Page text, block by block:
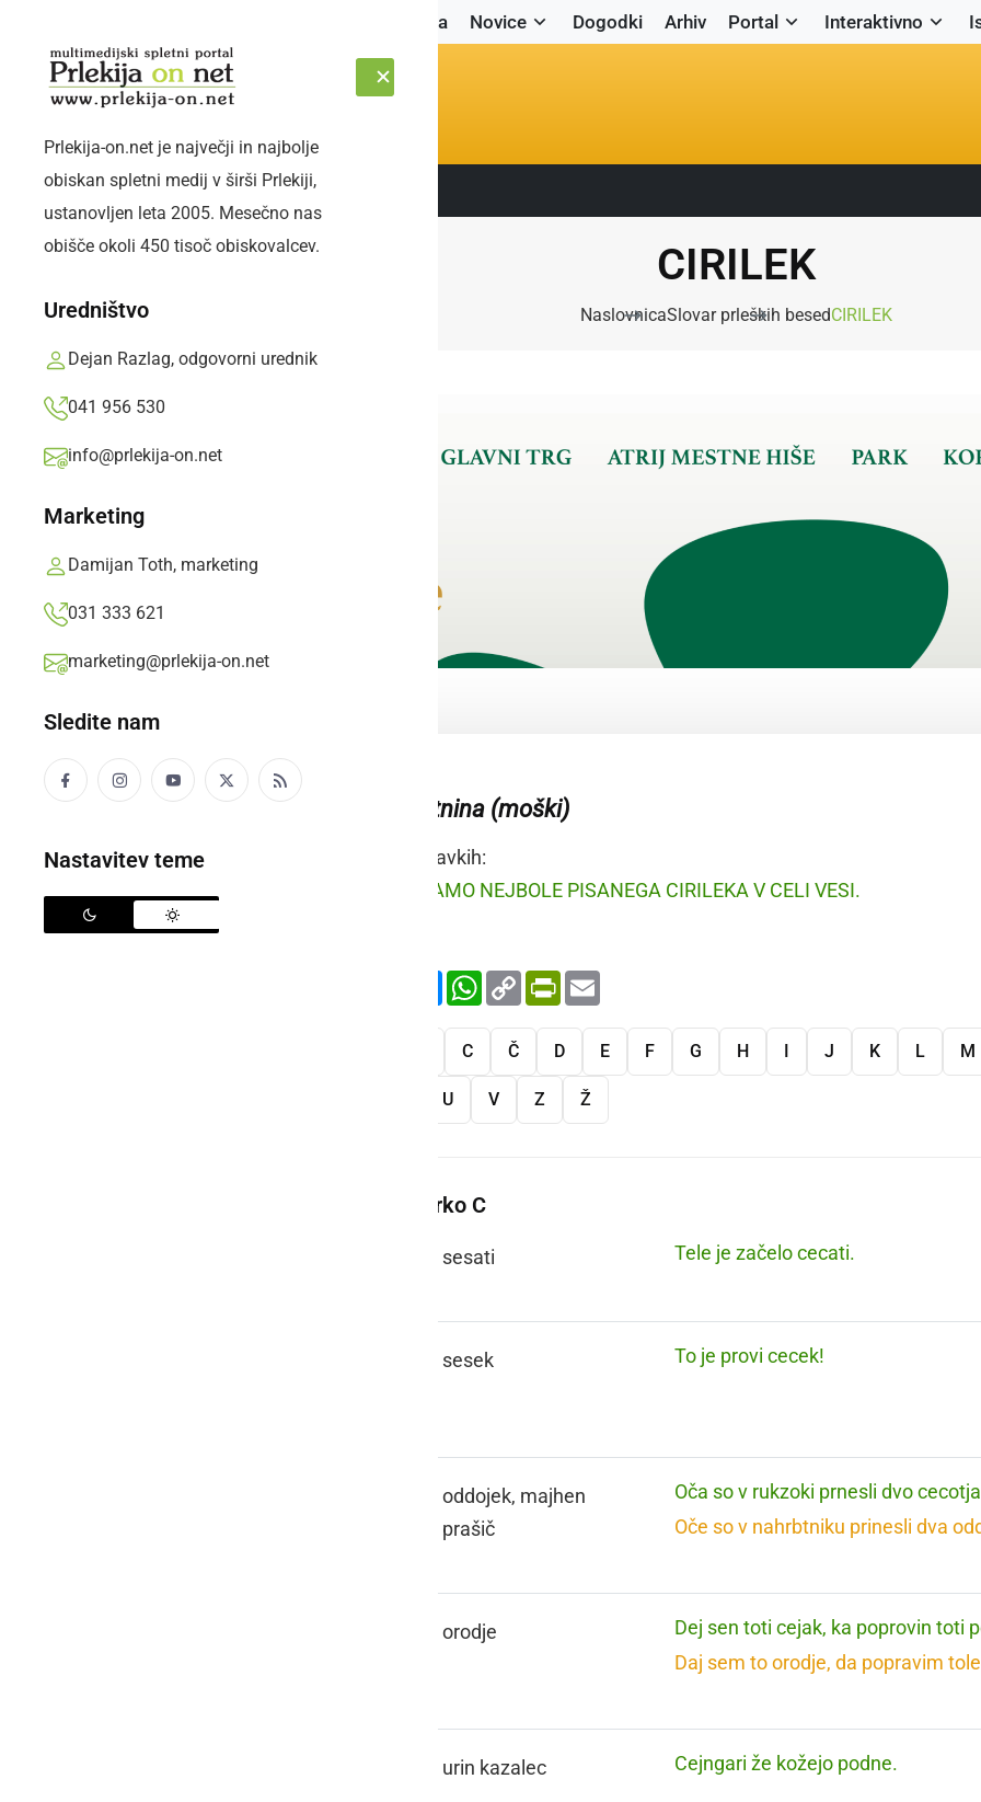
Naslovnica Novice Dogodki Arhiv Portal Interaktivno
SOBOTA, 8. AVGUST 2026 Sledite nam:
Prlekija-on.net je največji in najbolje
obiskan spletni medij v širši Prlekiji,
ustanovljen leta 2005. Mesečno nas
obišče okoli 450 tisoč obiskovalcev.
Uredništvo
Dejan Razlag, odgovorni urednik
041 956 530
info@prlekija-on.net
Marketing
Damijan Toth, marketing
031 333 621
marketing@prlekija-on.net
Sledite nam
Nastavitev teme
CIRILEK
NaslovnicaSlovar prleških besedCIRILEK
pritlikava perutnina (moški)
Raba besede v stavkih:
Mi PA MAMO NEJBOLE PISANEGA CIRILEKA V CELI VESI.
FacebookMessenger
WhatsApp
Copy
Link
PrintFriendly
C Č D E F G H I J K L M
U V Z Ž
Več besed na črko C
sesati Tele je začelo cecati.
sesek To je provi cecek!
oddojek, majhen
prašič
Oča so v rukzoki prnesli dvo
Oče so v nahrbtniku prinesli dva
orodje
Dej sen toti cejak, ka poprovin toti
Daj sem to orodje, da popravim
urin kazalec Cejngari že kožejo podne.